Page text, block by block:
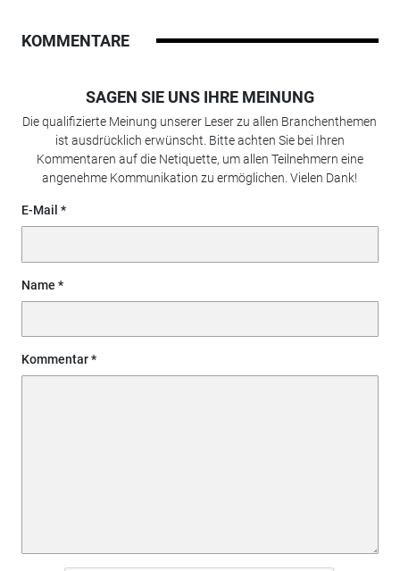
KOMMENTARE
SAGEN SIE UNS IHRE MEINUNG
Die qualifizierte Meinung unserer Leser zu allen Branchenthemen
ist ausdrücklich erwünscht. Bitte achten Sie bei Ihren
Kommentaren auf die Netiquette, um allen Teilnehmern eine
angenehme Kommunikation zu ermöglichen. Vielen Dank!
E-Mail
Name
Kommentar